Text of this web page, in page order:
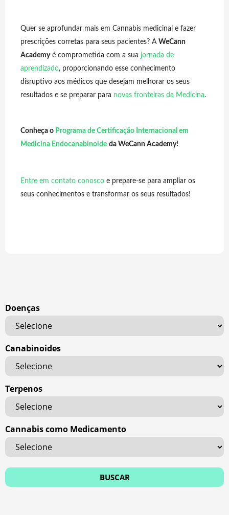
Quer se aprofundar mais em Cannabis medicinal e fazer
prescrições corretas para seus pacientes? A WeCann
Academyé comprometida com a sua jornada de
aprendizado, proporcionando esse conhecimento
disruptivo aos médicos que desejam melhorar os seus
resultados e se preparar para novas fronteiras da Medicina.
Conheça o Programa de Certificação Internacional em
Medicina Endocanabinoide da WeCann Academy!
Entre em contato conosco e prepare-se para ampliar os
seus conhecimentos e transformar os seus resultados!
Doenças
Canabinoides
Terpenos
Cannabis como Medicamento